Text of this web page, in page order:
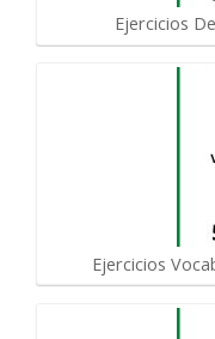
Ejercicios
Ejercicios